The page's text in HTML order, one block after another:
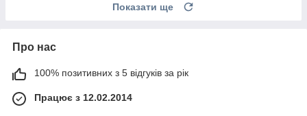
Показати ще
Про нас
100% позитивних з 5 відгуків за рік
Працює з 12.02.2014